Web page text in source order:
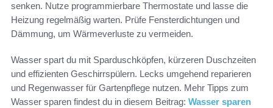
senken. Nutze programmierbare Thermostate und lasse die
Heizung regelmäßig warten. Prüfe Fensterdichtungen und
Dämmung, um Wärmeverluste zu vermeiden.
Wasser spart du mit Sparduschköpfen, kürzeren Duschzeiten
und effizienten Geschirrspülern. Lecks umgehend reparieren
und Regenwasser für Gartenpflege nutzen. Mehr Tipps zum
Wasser sparen findest du in diesem Beitrag: Wasser sparen